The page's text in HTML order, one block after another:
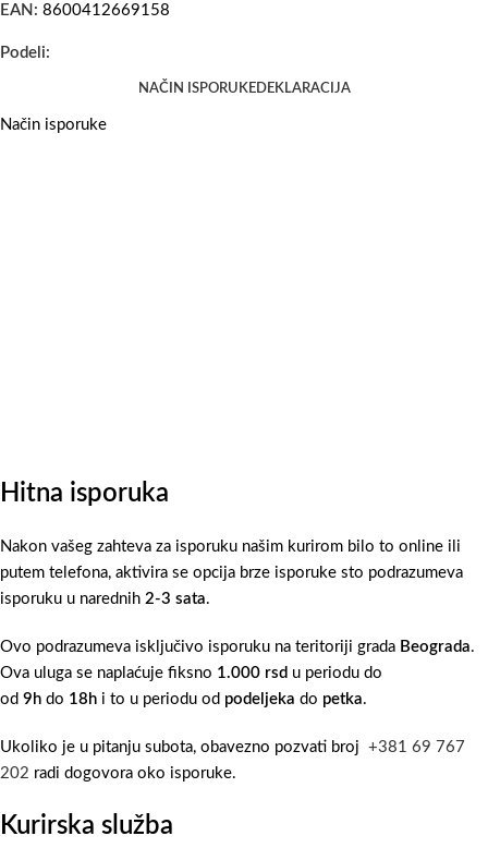
EAN: 8600412669158
Podeli:
NAČIN ISPORUKEDEKLARACIJA
Način isporuke
Hitna isporuka
Nakon vašeg zahteva za isporuku našim kurirom bilo to online ili
putem telefona, aktivira se opcija brze isporuke sto podrazumeva
isporuku u narednih 2-3 sata.
Ovo podrazumeva isključivo isporuku na teritoriji grada Beograda.
Ova uluga se naplaćuje fiksno 1.000 rsd u periodu do
od 9h do 18h i to u periodu od podeljeka do petka.
Ukoliko je u pitanju subota, obavezno pozvati broj +381 69 767
202 radi dogovora oko isporuke.
Kurirska služba